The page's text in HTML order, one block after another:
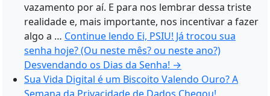
vazamento por aí. E para nos lembrar dessa triste
realidade e, mais importante, nos incentivar a fazer
algo a … Continue lendo Ei, PSIU! Já trocou sua
senha hoje? (Ou neste mês? ou neste ano?)
Desvendando os Dias da Senha! →
Sua Vida Digital é um Biscoito Valendo Ouro? A